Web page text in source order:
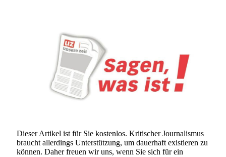
Dieser Artikel ist für Sie kostenlos. Kritischer Journalismus
braucht allerdings Unterstützung, um dauerhaft existieren zu
können. Daher freuen wir uns, wenn Sie sich für ein